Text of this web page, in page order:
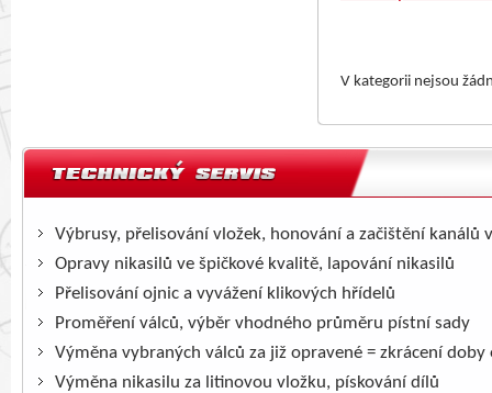
V kategorii nejsou
Výbrusy, přelisování vložek, honování a začištění kanálů
Opravy nikasilů ve špičkové kvalitě, lapování nikasilů
Přelisování ojnic a vyvážení klikových hřídelů
Proměření válců, výběr vhodného průměru pístní sady
Výměna vybraných válců za již opravené = zkrácení doby
Výměna nikasilu za litinovou vložku, pískování dílů